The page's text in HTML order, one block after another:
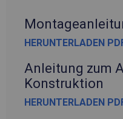
HERUNTERLADEN
Anleitung zum
Konstruktion
HERUNTERLADEN